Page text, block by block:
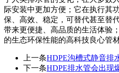
际安装中更加方便；它在执行其
保、高效、稳定，可替代甚至替
带来更便捷、高品质的生活体验
的生态环保性能的高科技良心管材
上一条HDPE沟槽式静音排
下一条HDPE排水管会出现